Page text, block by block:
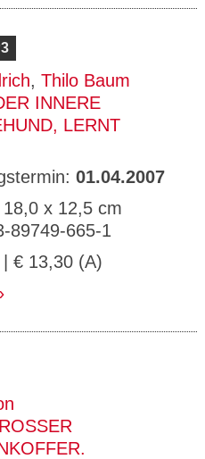
, Thilo Baum
INNERE
LERNT
01.04.2007
x 12,5 cm
89749-665-1
| € 13,30 (A)
M
P